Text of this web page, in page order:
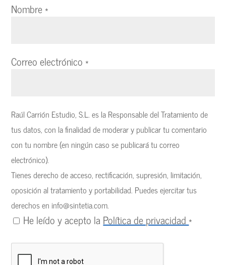
Nombre*
Correo electrónico*
Raúl Carrión Estudio, S.L. es la Responsable del Tratamiento de
tus datos, con la finalidad de moderar y publicar tu comentario
con tu nombre (en ningún caso se publicará tu correo
electrónico).
Tienes derecho de acceso, rectificación, supresión, limitación,
oposición al tratamiento y portabilidad. Puedes ejercitar tus
derechos en info@sintetia.com.
He leído y acepto la Política de privacidad*